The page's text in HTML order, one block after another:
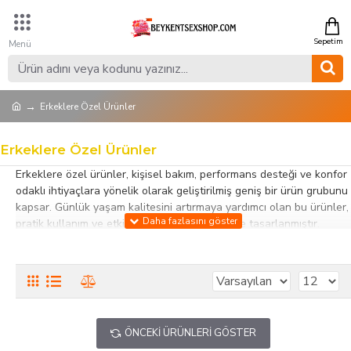
Erkeklere Özel Ürünler
Erkeklere Özel Ürünler
Erkeklere özel ürünler, kişisel bakım, performans desteği ve konfor
odaklı ihtiyaçlara yönelik olarak geliştirilmiş geniş bir ürün grubunu
kapsar. Günlük yaşam kalitesini artırmaya yardımcı olan bu ürünler,
pratik kullanım ve etkili sonuç sunacak şekilde tasarlanmıştır.
performans destekleyicilere kadar farklı seçenekler sunar. Kaliteli
içerik ve ergonomik tasarımlar sayesinde hem güvenli hem de rahat
bir kullanım sağlar. Farklı beklentilere hitap eden ürün çeşitliliği ile
her kullanıcıya uygun alternatifler bulunur.
Erkeklere yönelik bu ürünler, bireysel kullanımın yanı sıra çiftler için
ÖNCEKI ÜRÜNLERI GÖSTER